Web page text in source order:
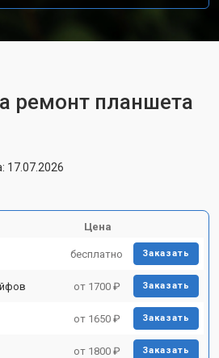
ремонт планшета
17.07.2026
Цена
бесплатно Заказать
от 1700 ₽ Заказать
от 1650 ₽ Заказать
от 1800 ₽ Заказать